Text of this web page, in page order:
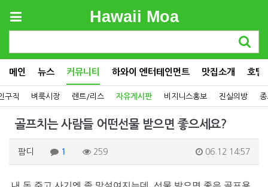
Hawaii Moa
메인 뉴스 커뮤니티 하와이 엔터테인먼트 맛집소개 호텔
구직 벼룩시장 렌트/리스 자유게시판 비지니스홍보 진실의방 종
골프치는 사람들 어떤선물 받으면 좋으세요?
팜디 1 259 06.12 14:57
내 돈 주고 사기엔 좀 망설여지는데, 선물 받으면 좋은 골프용